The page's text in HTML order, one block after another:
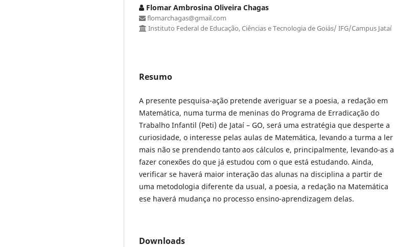
Flomar Ambrosina Oliveira Chagas
flomarchagas@gmail.com
Instituto Federal de Educação, Ciências e Tecnologia de Goiás/ IFG/Campus Jataí
Resumo
A presente pesquisa-ação pretende averiguar se a poesia, a redação em
Matemática, numa turma de meninas do Programa de Erradicação do
Trabalho Infantil (Peti) de Jataí – GO, será uma estratégia que desperte a
curiosidade, o interesse pelas aulas de Matemática, levando a turma a ler
mais não se prendendo tanto aos cálculos e, principalmente, levando-as a
fazer conexões do que já estudou com o que está estudando. Ainda,
verificar se haverá maior interação das alunas na disciplina a partir de
uma metodologia diferente da usual, a poesia, a redação na Matemática
ese haverá mudança no processo ensino-aprendizagem delas.
Downloads